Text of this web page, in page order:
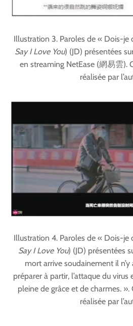
Illustration 3. Paroles de « Dois-je
Say I Love You) (JD) présentées
en streaming NetEase (網易雲).
réalisée par
Illustration 4. Paroles de « Dois-je
Say I Love You) (JD) présentées
mort arrive soudainement il
préparer à partir, l’attaque du virus
pleine de grâce et de charmes. ».
réalisée par